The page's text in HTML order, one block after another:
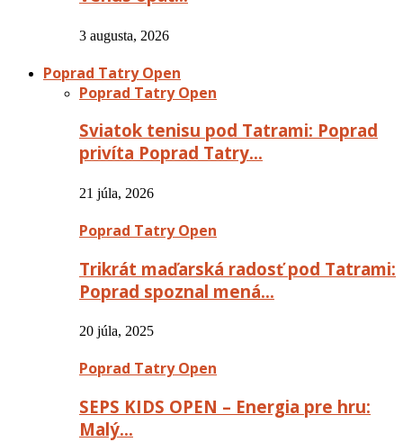
3 augusta, 2026
Poprad Tatry Open
Poprad Tatry Open
Sviatok tenisu pod Tatrami: Poprad
privíta Poprad Tatry…
21 júla, 2026
Poprad Tatry Open
Trikrát maďarská radosť pod Tatrami:
Poprad spoznal mená…
20 júla, 2025
Poprad Tatry Open
SEPS KIDS OPEN – Energia pre hru:
Malý…